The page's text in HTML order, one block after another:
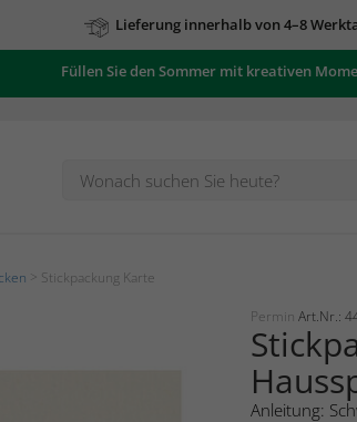
Lieferung innerhalb von 4–8
Füllen Sie den Sommer mit kreativen
> Stickpackung Karte
Permin Art.Nr.:
Anleitung: